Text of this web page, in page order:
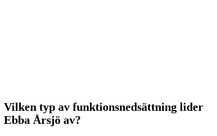
Vilken typ av funktionsnedsättning lider
Ebba Årsjö av?